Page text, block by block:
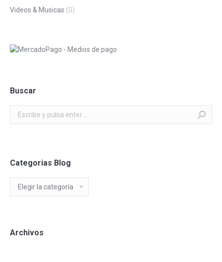
Videos & Musicas (0)
Buscar
Categorias Blog
Blog
Archivos